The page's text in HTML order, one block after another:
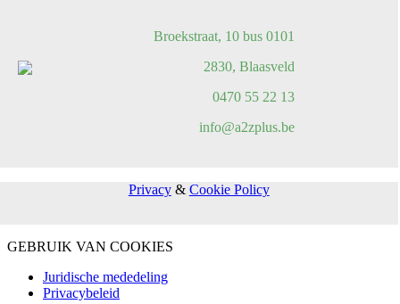
Broekstraat, 10 bus 0101
2830, Blaasveld
0470 55 22 13
info@a2zplus.be
Privacy& Cookie Policy
GEBRUIK VAN COOKIES
Juridische mededeling
Privacybeleid